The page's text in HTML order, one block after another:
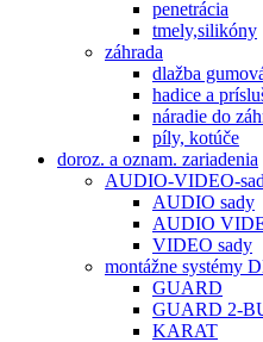
penetrácia
tmely,silikóny
záhrada
dlažba
hadice a
náradie do
píly, kotúče
doroz. a oznam. zariadenia
AUDIO-VIDEO-
AUDIO sady
AUDIO
VIDEO sady
montážne systémy
GUARD
GUARD 2-
KARAT